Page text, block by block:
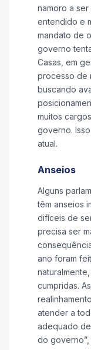
namoro a
entendido e
mandato de
governo
Casas, em
processo de
buscando
muitos
governo.
atual.
Anseios
Alguns
têm anseios
difíceis de
precisa ser
ano foram
cumpridas.
atender a
adequado
do